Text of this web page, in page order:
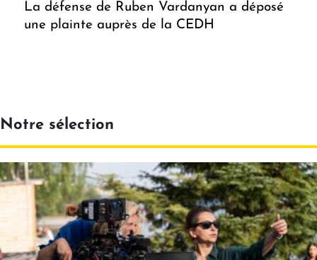
La défense de Ruben Vardanyan a déposé
une plainte auprès de la CEDH
Notre sélection